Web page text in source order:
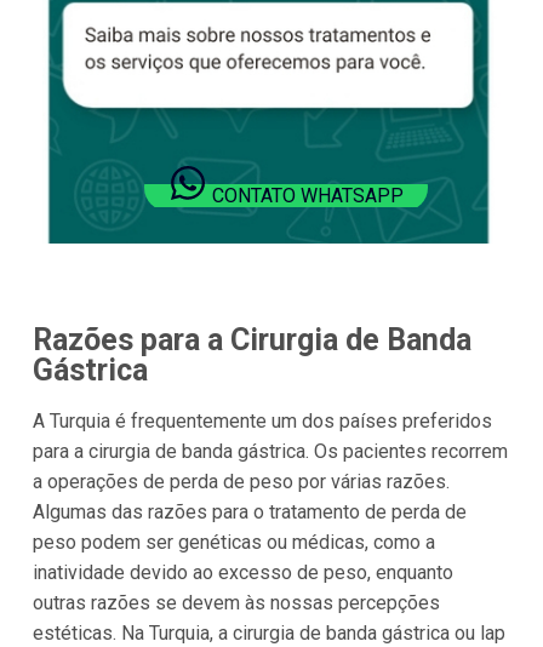
CONTATO WHATSAPP
Razões para a Cirurgia de Banda
Gástrica
A Turquia é frequentemente um dos países preferidos
para a cirurgia de banda gástrica. Os pacientes recorrem
a operações de perda de peso por várias razões.
Algumas das razões para o tratamento de perda de
peso podem ser genéticas ou médicas, como a
inatividade devido ao excesso de peso, enquanto
outras razões se devem às nossas percepções
estéticas. Na Turquia, a cirurgia de banda gástrica ou lap